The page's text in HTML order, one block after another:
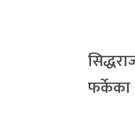
फर्केका